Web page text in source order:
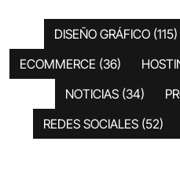
DISEÑO GRÁFICO (115)
ECOMMERCE (36)
NOTICIAS (34)
REDES SOCIALES (52)